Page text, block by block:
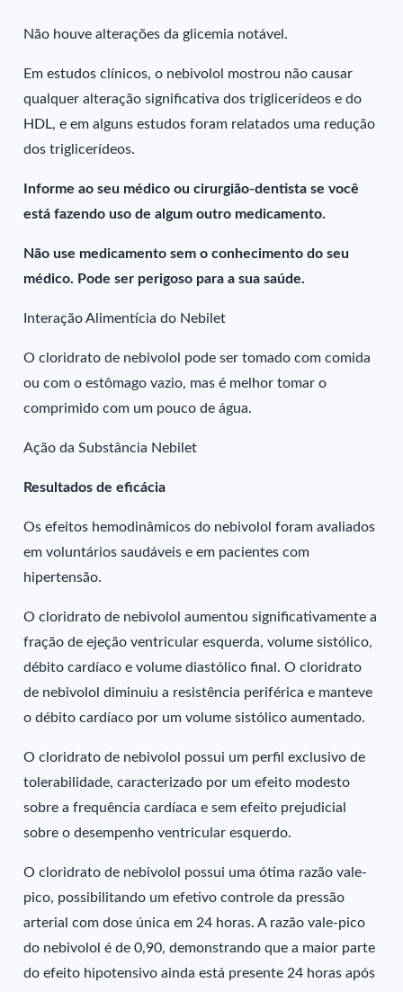
Não houve alterações da glicemia notável.
Em estudos clínicos, o nebivolol mostrou não causar
qualquer alteração significativa dos triglicerídeos e do
HDL, e em alguns estudos foram relatados uma redução
dos triglicerídeos.
Informe ao seu médico ou cirurgião-dentista se você
está fazendo uso de algum outro medicamento.
Não use medicamento sem o conhecimento do seu
médico. Pode ser perigoso para a sua saúde.
Interação Alimentícia do Nebilet
O cloridrato de nebivolol pode ser tomado com comida
ou com o estômago vazio, mas é melhor tomar o
comprimido com um pouco de água.
Ação da Substância Nebilet
Resultados de eficácia
Os efeitos hemodinâmicos do nebivolol foram avaliados
em voluntários saudáveis e em pacientes com
hipertensão.
O cloridrato de nebivolol aumentou significativamente a
fração de ejeção ventricular esquerda, volume sistólico,
débito cardíaco e volume diastólico final. O cloridrato
de nebivolol diminuiu a resistência periférica e manteve
o débito cardíaco por um volume sistólico aumentado.
O cloridrato de nebivolol possui um perfil exclusivo de
tolerabilidade, caracterizado por um efeito modesto
sobre a frequência cardíaca e sem efeito prejudicial
sobre o desempenho ventricular esquerdo.
O cloridrato de nebivolol possui uma ótima razão vale-
pico, possibilitando um efetivo controle da pressão
arterial com dose única em 24 horas. A razão vale-pico
do nebivolol é de 0,90, demonstrando que a maior parte
do efeito hipotensivo ainda está presente 24 horas após